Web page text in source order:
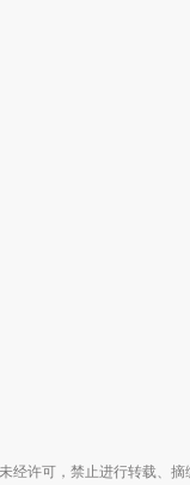
许可，禁止进行转载、摘